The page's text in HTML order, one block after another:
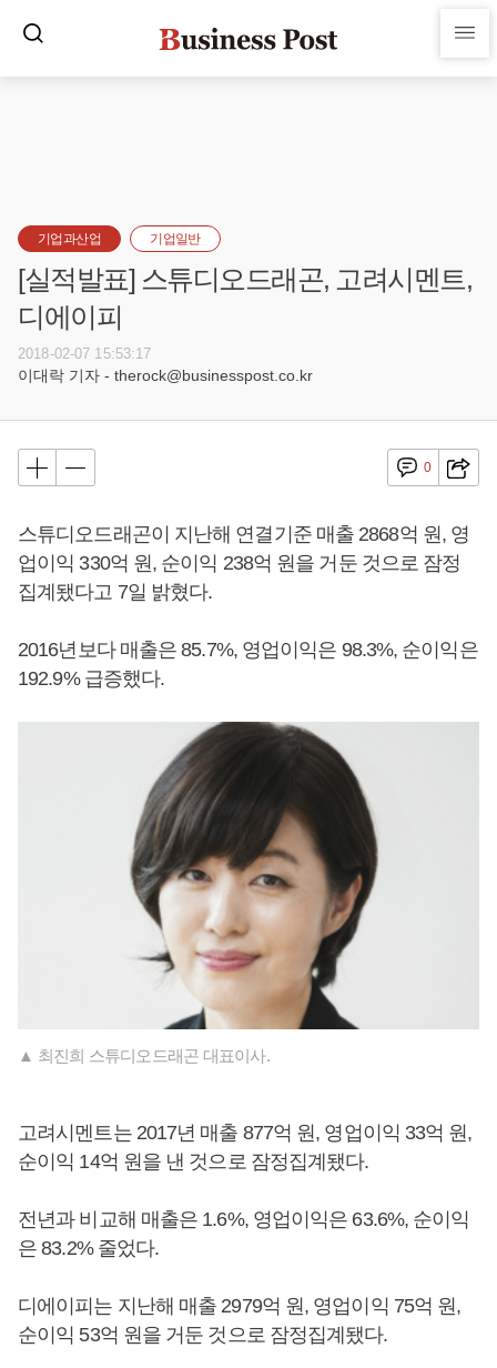
기업과산업 기업일반
[실적발표] 스튜디오드래곤, 고려시멘트,
디에이피
2018-02-07 15:53:17
이대락 기자 - therock@businesspost.co.kr
0
스튜디오드래곤이 지난해 연결기준 매출 2868억 원, 영
업이익 330억 원, 순이익 238억 원을 거둔 것으로 잠정
집계됐다고 7일 밝혔다.
2016년보다 매출은 85.7%, 영업이익은 98.3%, 순이익은
192.9% 급증했다.
▲ 최진희 스튜디오드래곤 대표이사.
고려시멘트는 2017년 매출 877억 원, 영업이익 33억 원,
순이익 14억 원을 낸 것으로 잠정집계됐다.
전년과 비교해 매출은 1.6%, 영업이익은 63.6%, 순이익
은 83.2% 줄었다.
디에이피는 지난해 매출 2979억 원, 영업이익 75억 원,
순이익 53억 원을 거둔 것으로 잠정집계됐다.